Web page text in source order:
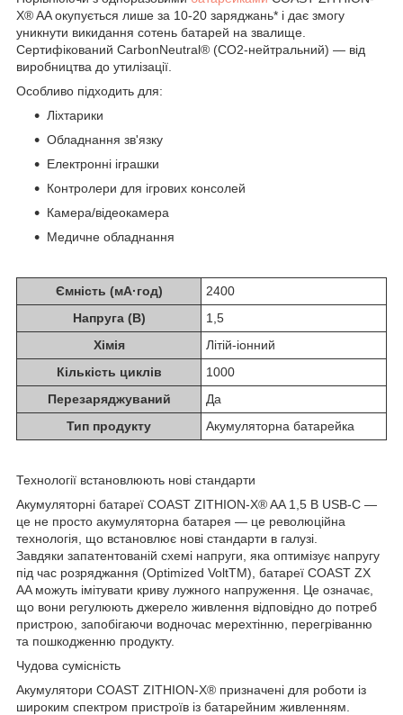
X® AA окупується лише за 10-20 заряджань* і дає змогу
уникнути викидання сотень батарей на звалище.
Сертифікований CarbonNeutral® (CO2-нейтральний) — від
виробництва до утилізації.
Особливо підходить для:
Ліхтарики
Обладнання зв'язку
Електронні іграшки
Контролери для ігрових консолей
Камера/відеокамера
Медичне обладнання
Ємність (мА·год)
2400
Напруга (В)
1,5
Хімія
Літій-іонний
Кількість циклів
1000
Перезаряджуваний
Да
Тип продукту
Акумуляторна батарейка
Технології встановлюють нові стандарти
Акумуляторні батареї COAST ZITHION-X® AA 1,5 В USB-C —
це не просто акумуляторна батарея — це революційна
технологія, що встановлює нові стандарти в галузі.
Завдяки запатентованій схемі напруги, яка оптимізує напругу
під час розряджання (Optimized VoltTM), батареї COAST ZX
AA можуть імітувати криву лужного напруження. Це означає,
що вони регулюють джерело живлення відповідно до потреб
пристрою, запобігаючи водночас мерехтінню, перегріванню
та пошкодженню продукту.
Чудова сумісність
Акумулятори COAST ZITHION-X® призначені для роботи із
широким спектром пристроїв із батарейним живленням.